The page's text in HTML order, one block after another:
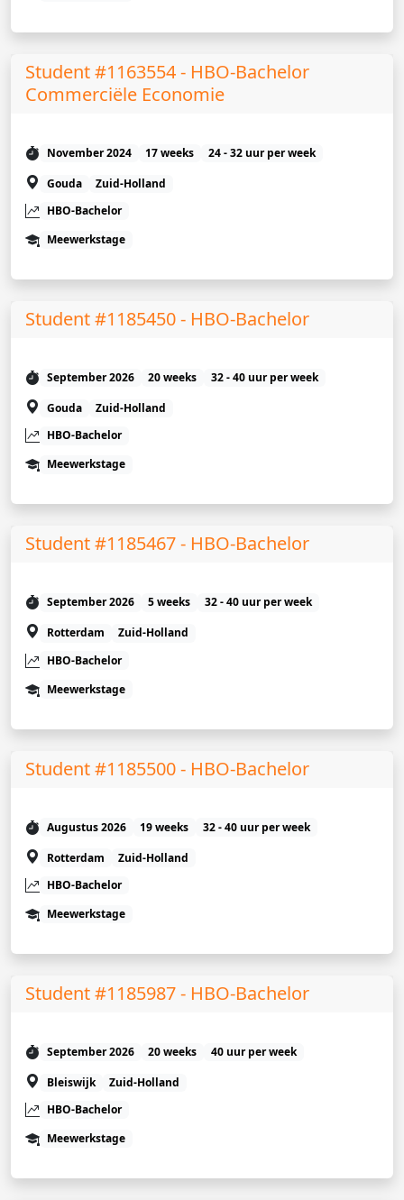
Student #1163554 - HBO-Bachelor
Commerciële Economie
November 2024 17 weeks
24 - 32 uur per week
Gouda
Zuid-Holland
HBO-Bachelor
Meewerkstage
Student #1185450 - HBO-Bachelor
September 2026 20 weeks
32 - 40 uur per week
Gouda
Zuid-Holland
HBO-Bachelor
Meewerkstage
Student #1185467 - HBO-Bachelor
September 2026 5 weeks
32 - 40 uur per week
Rotterdam
Zuid-Holland
HBO-Bachelor
Meewerkstage
Student #1185500 - HBO-Bachelor
Augustus 2026 19 weeks
32 - 40 uur per week
Rotterdam
Zuid-Holland
HBO-Bachelor
Meewerkstage
Student #1185987 - HBO-Bachelor
September 2026 20 weeks
40 uur per week
Bleiswijk
Zuid-Holland
HBO-Bachelor
Meewerkstage